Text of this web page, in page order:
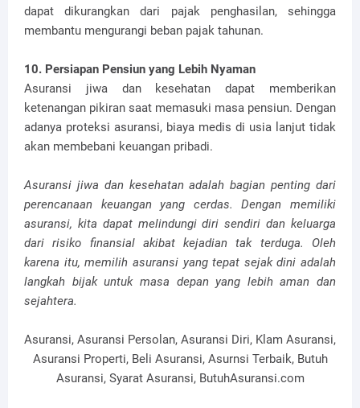
dapat dikurangkan dari pajak penghasilan, sehingga
membantu mengurangi beban pajak tahunan.
10. Persiapan Pensiun yang Lebih Nyaman
Asuransi jiwa dan kesehatan dapat memberikan
ketenangan pikiran saat memasuki masa pensiun. Dengan
adanya proteksi asuransi, biaya medis di usia lanjut tidak
akan membebani keuangan pribadi.
Asuransi jiwa dan kesehatan adalah bagian penting dari
perencanaan keuangan yang cerdas. Dengan memiliki
asuransi, kita dapat melindungi diri sendiri dan keluarga
dari risiko finansial akibat kejadian tak terduga. Oleh
karena itu, memilih asuransi yang tepat sejak dini adalah
langkah bijak untuk masa depan yang lebih aman dan
sejahtera.
Asuransi, Asuransi Persolan, Asuransi Diri, Klam Asuransi,
Asuransi Properti, Beli Asuransi, Asurnsi Terbaik, Butuh
Asuransi, Syarat Asuransi, ButuhAsuransi.com